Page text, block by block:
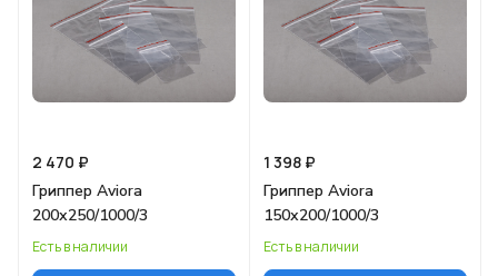
2 470 ₽
Гриппер Aviora
200х250/1000/3
Есть в наличии
1 398 ₽
Гриппер Aviora
150х200/1000/3
Есть в наличии